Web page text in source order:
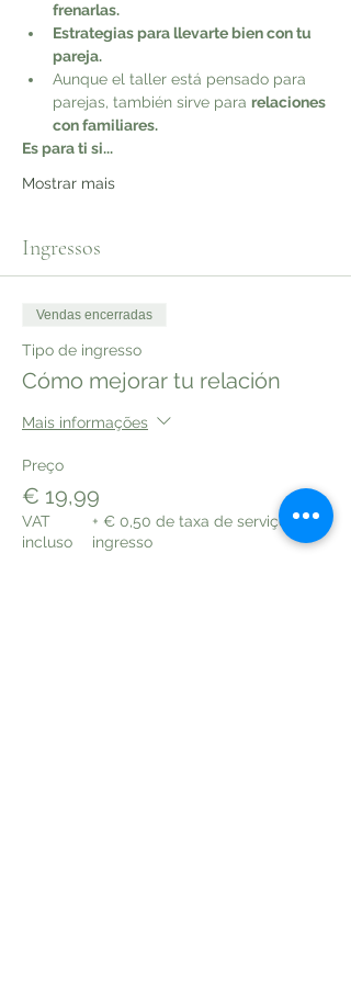
frenarlas.
Estrategias para llevarte bien con tu
pareja.
Aunque el taller está pensado para
parejas, también sirve para relaciones
con familiares.
Es para ti si...
Mostrar mais
Ingressos
Vendas encerradas
Tipo de ingresso
Cómo mejorar tu relación
Mais informações
Preço
€ 19,99
VAT
incluso
+ € 0,50 de taxa de serviço de
ingresso